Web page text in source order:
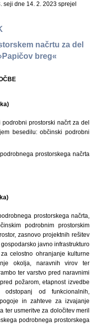
seji dne 14. 2. 2023 sprejel
načrtu za del
breg«
prostorski načrt za del
besedilu: občinski podrobni
prostorskega načrta
prostorskega načrta,
podrobnim prostorskim
zasnovo projektnih rešitev
javno infrastrukturo
celostno ohranjanje kulturne
okolja, naravnih virov ter
ter varstvo pred naravnimi
požarom, etapnost izvedbe
odstopanj od funkcionalnih,
in zahteve za izvajanje
ter usmeritve za določitev meril
podrobnega prostorskega